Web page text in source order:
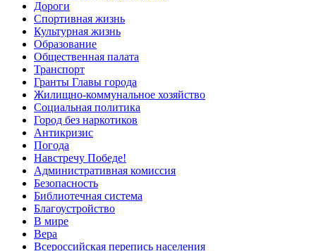
Дороги
Спортивная жизнь
Культурная жизнь
Образование
Общественная палата
Транспорт
Гранты Главы города
Жилищно-коммунальное хозяйство
Социальная политика
Город без наркотиков
Антикризис
Погода
Навстречу Победе!
Административная комиссия
Безопасность
Библиотечная система
Благоустройство
В мире
Вера
Всероссийская перепись населения